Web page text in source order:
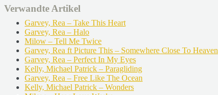
Verwandte Artikel
Garvey, Rea – Take This Heart
Garvey, Rea – Halo
Milow – Tell Me Twice
Garvey, Rea ft Picture This – Somewhere Close To Heaven
Garvey, Rea – Perfect In My Eyes
Kelly, Michael Patrick – Paragliding
Garvey, Rea – Free Like The Ocean
Kelly, Michael Patrick – Wonders